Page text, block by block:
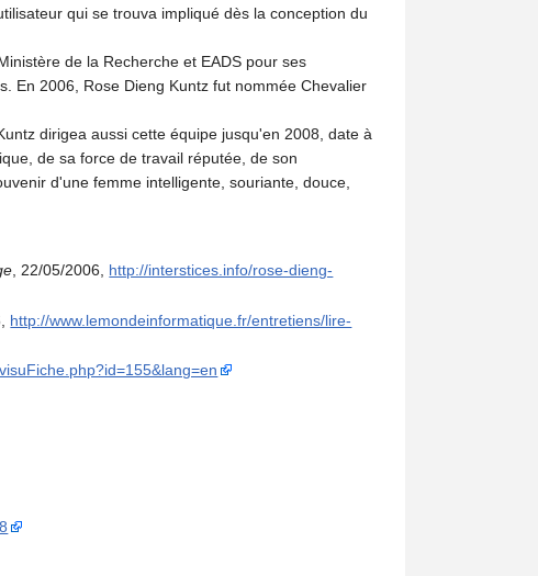
qui se trouva impliqué dès la conception du
de la Recherche et EADS pour ses
En 2006, Rose Dieng Kuntz fut nommée Chevalier
dirigea aussi cette équipe jusqu'en 2008, date à
de sa force de travail réputée, de son
d'une femme intelligente, souriante, douce,
, 22/05/2006, http://interstices.info/rose-dieng-
http://www.lemondeinformatique.fr/entretiens/lire-